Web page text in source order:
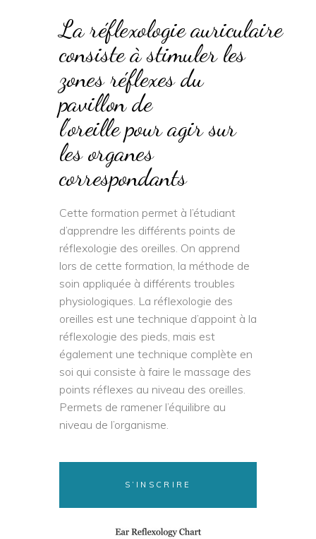
La réflexologie auriculaire
consiste à stimuler les
zones réflexes du
pavillon de
l’oreille pour agir sur
les organes
correspondants
Cette formation permet à l’étudiant
d’apprendre les différents points de
réflexologie des oreilles. On apprend
lors de cette formation, la méthode de
soin appliquée à différents troubles
physiologiques. La réflexologie des
oreilles est une technique d’appoint à la
réflexologie des pieds, mais est
également une technique complète en
soi qui consiste à faire le massage des
points réflexes au niveau des oreilles.
Permets de ramener l’équilibre au
niveau de l’organisme.
S’INSCRIRE